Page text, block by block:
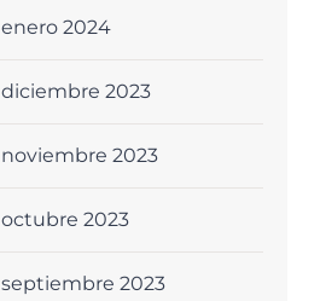
enero 2024
diciembre 2023
noviembre 2023
octubre 2023
septiembre 2023